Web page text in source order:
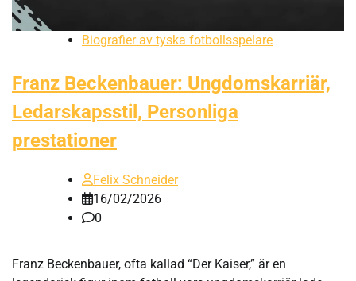
Biografier av tyska fotbollsspelare
Franz Beckenbauer: Ungdomskarriär,
Ledarskapsstil, Personliga
prestationer
Felix Schneider
16/02/2026
0
Franz Beckenbauer, ofta kallad “Der Kaiser,” är en